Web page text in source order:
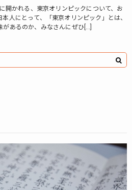
開かれる、東京オリンピックについて、お
本人にとって、「東京オリンピック」とは、
があるのか、みなさんにぜひ[…]